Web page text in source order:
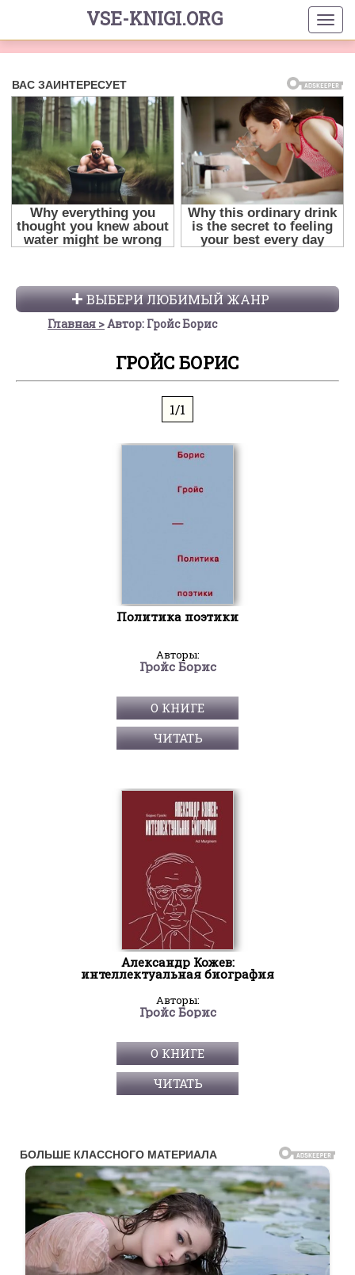
VSE-KNIGI.ORG
ВЫБЕРИ ЛЮБИМЫЙ ЖАНР
Главная Автор: Гройс Борис
ГРОЙС БОРИС
1/1
Политика поэтики
Авторы:
Гройс Борис
О КНИГЕ
ЧИТАТЬ
Александр Кожев:
интеллектуальная биография
Авторы:
Гройс Борис
О КНИГЕ
ЧИТАТЬ